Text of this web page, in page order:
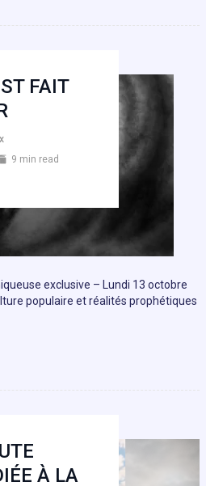
FAIT
9 min read
exclusive – Lundi 13 octobre
populaire et réalités prophétiques
À LA